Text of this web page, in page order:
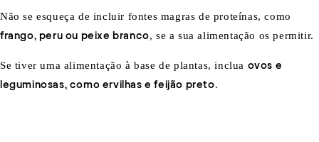
Não se esqueça de incluir fontes magras de proteínas, como
frango, peru ou peixe branco, se a sua alimentação os permitir.
Se tiver uma alimentação à base de plantas, inclua ovos e
leguminosas, como ervilhas e feijão preto.